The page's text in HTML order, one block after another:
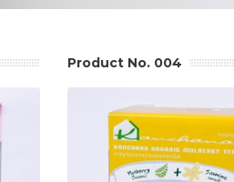
Product No. 004